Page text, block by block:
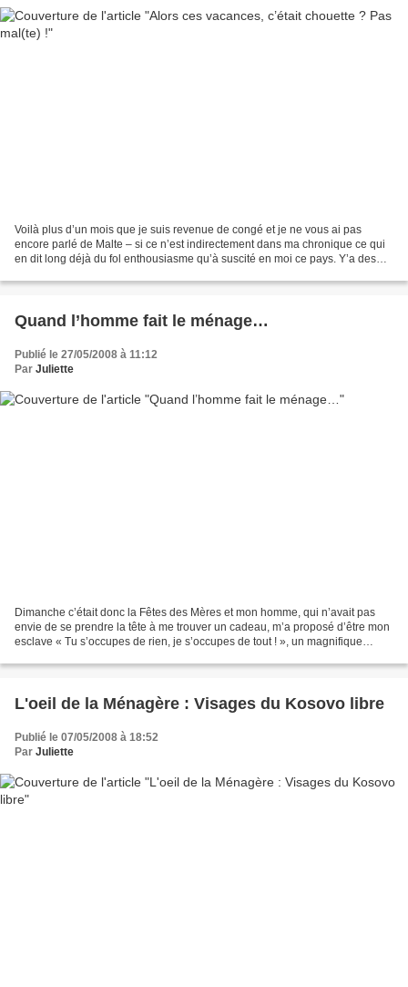
Voilà plus d’un mois que je suis revenue de congé et je ne vous ai pas
encore parlé de Malte – si ce n’est indirectement dans ma chronique ce qui
en dit long déjà du fol enthousiasme qu’à suscité en moi ce pays. Y’a des
Quand l’homme fait le ménage…
Publié le 27/05/2008 à 11:12
Par Juliette
Dimanche c’était donc la Fêtes des Mères et mon homme, qui n’avait pas
envie de se prendre la tête à me trouver un cadeau, m’a proposé d’être mon
esclave « Tu s’occupes de rien, je s’occupes de tout ! », un magnifique
L'oeil de la Ménagère : Visages du Kosovo libre
Publié le 07/05/2008 à 18:52
Par Juliette